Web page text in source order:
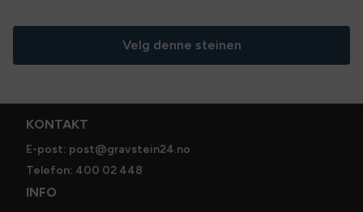
Velg denne steinen
KONTAKT
E-post: post@gravstein24.no
Telefon: 400 02 448
INFO